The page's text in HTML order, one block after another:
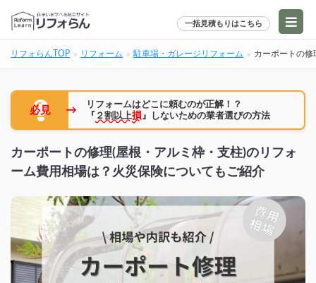
一括見積もりはこちら
リフォらんTOP リフォーム 駐車場・ガレージリフォーム カーポートの修
必見 →
リフォームはどこに頼むのが正解！？
『 ２割以上損』しないための業者選びの方法
カーポートの修理(屋根・アルミ枠・支柱)のリフォ
ーム費用相場は？火災保険についてもご紹介